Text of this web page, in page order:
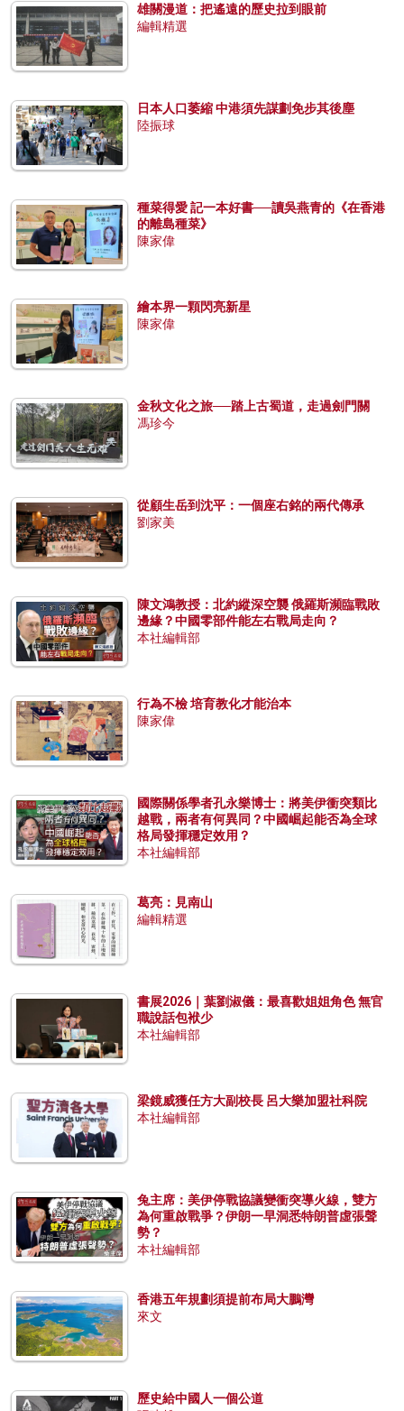
雄關漫道：把遙遠的歷史拉到眼前
編輯精選
日本人口萎縮 中港須先謀劃免步其後塵
陸振球
種菜得愛 記一本好書──讀吳燕青的《在香港
的離島種菜》
陳家偉
繪本界一顆閃亮新星
陳家偉
金秋文化之旅──踏上古蜀道，走過劍門關
馮珍今
從顧生岳到沈平：一個座右銘的兩代傳承
劉家美
陳文鴻教授：北約縱深空襲 俄羅斯瀕臨戰敗
邊緣？中國零部件能左右戰局走向？
本社編輯部
行為不檢 培育教化才能治本
陳家偉
國際關係學者孔永樂博士：將美伊衝突類比
越戰，兩者有何異同？中國崛起能否為全球
格局發揮穩定效用？
本社編輯部
葛亮：見南山
編輯精選
書展2026｜葉劉淑儀：最喜歡姐姐角色 無官
職說話包袱少
本社編輯部
梁鏡威獲任方大副校長 呂大樂加盟社科院
本社編輯部
兔主席：美伊停戰協議變衝突導火線，雙方
為何重啟戰爭？伊朗一早洞悉特朗普虛張聲
勢？
本社編輯部
香港五年規劃須提前布局大鵬灣
來文
歷史給中國人一個公道